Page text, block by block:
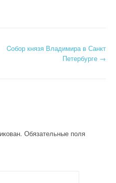
Cобор князя Владимира в Санкт
Петербурге →
Обязательные поля